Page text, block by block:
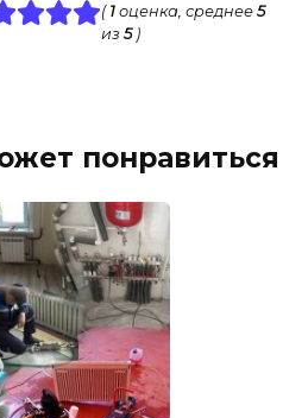
( 1оценка, среднее 5
из 5)
понравиться